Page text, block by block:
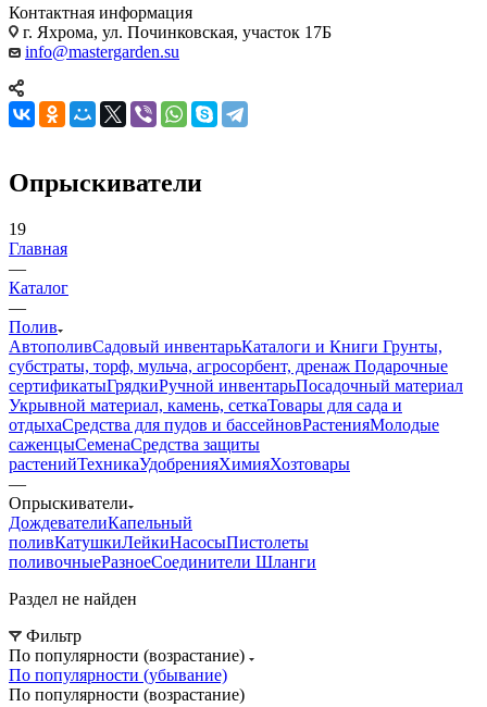
Контактная информация
г. Яхрома, ул. Починковская, участок 17Б
info@mastergarden.su
Опрыскиватели
19
Главная
—
Каталог
—
Полив
АвтополивСадовый инвентарьКаталоги и Книги Грунты,
субстраты, торф, мульча, агросорбент, дренаж Подарочные
сертификатыГрядкиРучной инвентарьПосадочный материал
Укрывной материал, камень, сеткаТовары для сада и
отдыхаСредства для пудов и бассейновРастенияМолодые
саженцыСеменаСредства защиты
растенийТехникаУдобренияХимияХозтовары
—
Опрыскиватели
ДождевателиКапельный
поливКатушкиЛейкиНасосыПистолеты
поливочныеРазноеСоединители Шланги
Раздел не найден
Фильтр
По популярности (возрастание)
По популярности (убывание)
По популярности (возрастание)